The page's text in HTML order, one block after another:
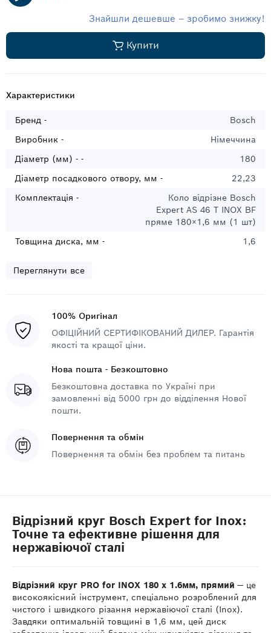
Знайшли дешевше – зробимо знижку!
Купити
Характеристики
Бренд -
Bosch
Виробник -
Німеччина
Діаметр (мм) - -
180
Діаметр посадкового отвору, мм -
22,23
Комплектація -
Коло відрізне Bosch
Expert AS 46 T INOX BF
пряме 180×1,6 мм (1 шт)
Товщина диска, мм -
1,6
Переглянути все
100% Оригінал
ОФІЦІЙНИЙ СЕРТИФІКОВАНИЙ ДИЛЕР. Гарантія
якості та кращої ціни.
Нова пошта - Безкоштовно
Безкоштовна доставка по Україні при
замовленні від 5000 грн до відділення Нової
пошти.
Повернення та обмін
Повернення та обмін без проблем та питань
Відрізний круг Bosch Expert for Inox:
Точне та ефективне рішення для
нержавіючої сталі
Відрізний круг PRO for INOX 180 x 1.6мм, прямий — це
високоякісний інструмент, спеціально розроблений для
чистого і швидкого різання нержавіючої сталі (Inox).
Завдяки оптимальній товщині в 1,6 мм, цей диск